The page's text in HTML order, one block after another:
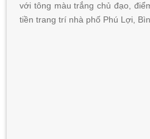
với tông màu trắng chủ đạo,
tiền trang trí nhà phố Phú Lợi,